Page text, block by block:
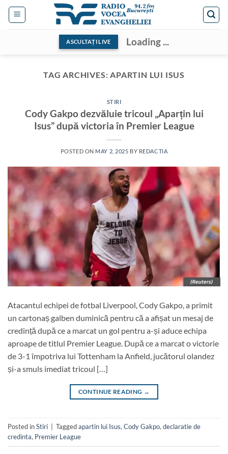
Skip
ASCULTAȚI LIVE Loading ...
TAG ARCHIVES:APARTIN LUI ISUS
STIRI
Cody Gakpo dezvăluie tricoul „Aparțin lui
Isus” după victoria în Premier League
POSTED ON MAY 2, 2025 BY REDACTIA
Atacantul echipei de fotbal Liverpool, Cody Gakpo, a primit
un cartonaș galben duminică pentru că a afișat un mesaj de
credință după ce a marcat un gol pentru a-și aduce echipa
aproape de titlul Premier League. După ce a marcat o victorie
de 3-1 împotriva lui Tottenham la Anfield, jucătorul olandez
și-a smuls imediat tricoul […]
CONTINUE READING →
Posted inStiri Taggedapartin lui Isus, Cody Gakpo, declaratie de
credinta, Premier League